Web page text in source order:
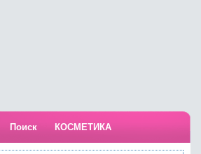
Поиск КОСМЕТИКА